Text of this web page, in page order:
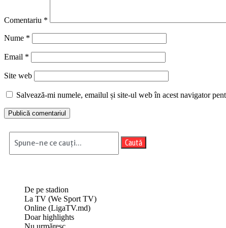
Comentariu *
Nume *
Email *
Site web
Salvează-mi numele, emailul și site-ul web în acest navigator
Caută
De pe stadion
La TV (We Sport TV)
Online (LigaTV.md)
Doar highlights
Nu urmăresc